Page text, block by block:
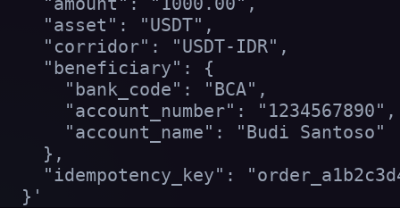
    "asset": "USDT",
    "corridor": "USDT-IDR",
    "beneficiary": {
      "bank_code": "BCA",
      "account_number": "1234567890",
      "account_name": "Budi Santoso"
    },
"idempotency_key":
  }'